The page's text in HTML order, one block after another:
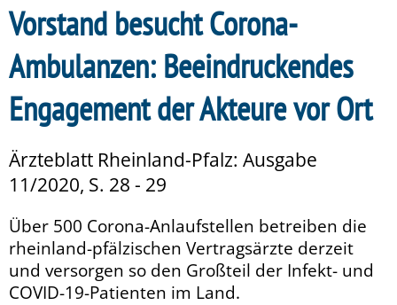
Vorstand besucht Corona-
Ambulanzen: Beeindruckendes
Engagement der Akteure vor Ort
Ärzteblatt Rheinland-Pfalz: Ausgabe
11/2020, S. 28 - 29
Über 500 Corona-Anlaufstellen betreiben die
rheinland-pfälzischen Vertragsärzte derzeit
und versorgen so den Großteil der Infekt- und
COVID-19-Patienten im Land.